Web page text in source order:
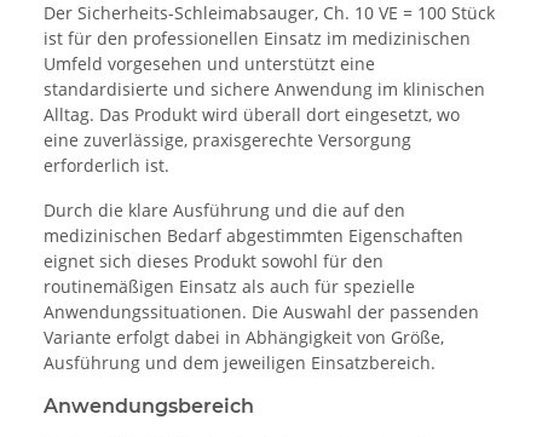
Der Sicherheits-Schleimabsauger, Ch. 10 VE = 100 Stück
ist für den professionellen Einsatz im medizinischen
Umfeld vorgesehen und unterstützt eine
standardisierte und sichere Anwendung im klinischen
Alltag. Das Produkt wird überall dort eingesetzt, wo
eine zuverlässige, praxisgerechte Versorgung
erforderlich ist.
Durch die klare Ausführung und die auf den
medizinischen Bedarf abgestimmten Eigenschaften
eignet sich dieses Produkt sowohl für den
routinemäßigen Einsatz als auch für spezielle
Anwendungssituationen. Die Auswahl der passenden
Variante erfolgt dabei in Abhängigkeit von Größe,
Ausführung und dem jeweiligen Einsatzbereich.
Anwendungsbereich